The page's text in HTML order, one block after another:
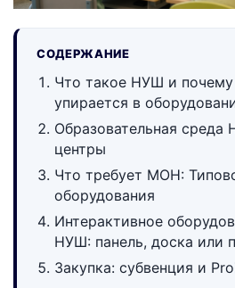
СОДЕРЖАНИЕ
Что такое НУШ и
упирается в
Образовательная среда
центры
Что требует МОН:
оборудования
Интерактивное
НУШ: панель, доска или
Закупка: субвенция и